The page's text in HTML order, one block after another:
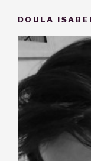
DOULA